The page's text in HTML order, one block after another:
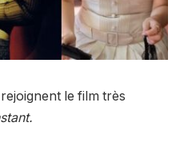
le film très